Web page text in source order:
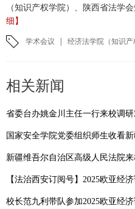
（知识产权学院）、陕西省法学
细】
学术会议 | 经济法学院（知识产
相关新闻
省委台办姚金川主任一行来校调
新疆维吾尔自治区高级人民法院
校长范九利带队参加2025欧亚经